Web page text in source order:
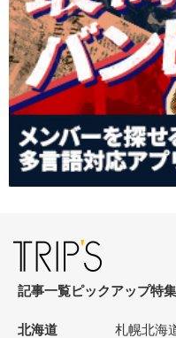
記事一覧ピックアップ特集
北海道 札幌北海